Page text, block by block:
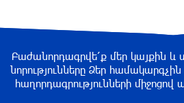
На автодороге Ереван-
Բաժանորդագրվե՛ք մեր կայքին
նորությունները Ձեր
հաղորդագրությունների միջոցով